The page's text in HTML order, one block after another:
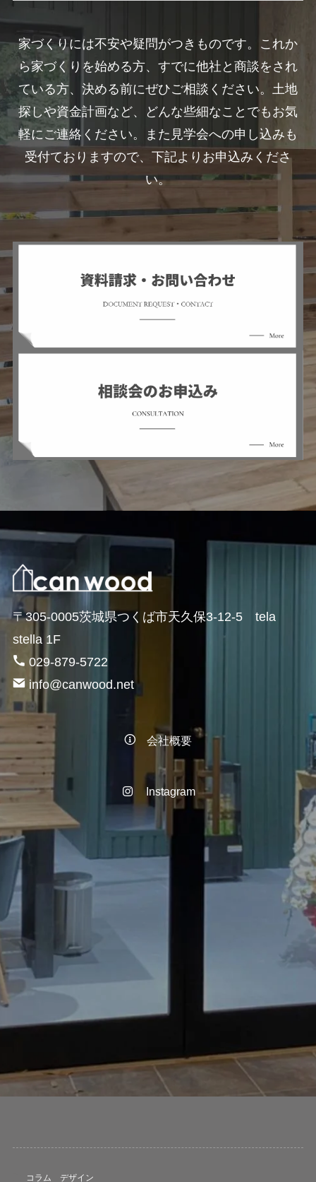
家づくりには不安や疑問がつきものです。これか
ら家づくりを始める方、すでに他社と商談をされ
ている方、決める前にぜひご相談ください。土地
探しや資金計画など、どんな些細なことでもお気
軽にご連絡ください。また見学会への申し込みも
受付ておりますので、下記よりお申込みくださ
い。
〒305-0005茨城県つくば市天久保3-12-5 tela
stella 1F
029-879-5722
info@canwood.net
会社概要
Instagram
コラム デザイン